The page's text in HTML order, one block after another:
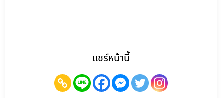
แชร์หน้านี้